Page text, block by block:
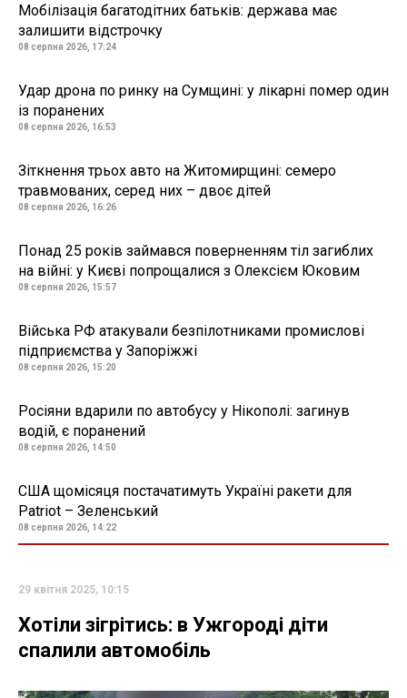
Мобілізація багатодітних батьків: держава має
залишити відстрочку
08 серпня 2026, 17:24
Удар дрона по ринку на Сумщині: у лікарні помер один
із поранених
08 серпня 2026, 16:53
Зіткнення трьох авто на Житомирщині: семеро
травмованих, серед них – двоє дітей
08 серпня 2026, 16:26
Понад 25 років займався поверненням тіл загиблих
на війні: у Києві попрощалися з Олексієм Юковим
08 серпня 2026, 15:57
Війська РФ атакували безпілотниками промислові
підприємства у Запоріжжі
08 серпня 2026, 15:20
Росіяни вдарили по автобусу у Нікополі: загинув
водій, є поранений
08 серпня 2026, 14:50
США щомісяця постачатимуть Україні ракети для
Patriot – Зеленський
08 серпня 2026, 14:22
29 квітня 2025, 10:15
Хотіли зігрітись: в Ужгороді діти
спалили автомобіль